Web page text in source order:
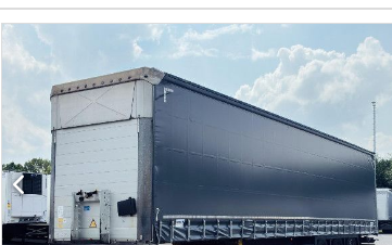
opon: 435/50 R19.5, certyfikat DIN EN 12642 (Kod XL),
wjechaniem pod pojazd, elektroniczny system hamulcowy
pinów, system antyspray, dach podnoszony (hydrauliczny),
naszego Value Added Service oferujemy indywidualne